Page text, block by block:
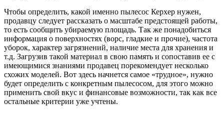
Чтобы определить, какой именно пылесос Керхер нужен,
продавцу следует рассказать о масштабе предстоящей работы,
то есть сообщить убираемую площадь. Так же понадобиться
информация о поверхностях (ворс, гладкие и прочие), частота
уборок, характер загрязнений, наличие места для хранения и
т.д. Загрузив такой материал в свою память и сопоставив ее с
имеющимися знаниями продавец порекомендует несколько
схожих моделей. Вот здесь начнется самое «трудное», нужно
будет определить с конкретным пылесосом, для этого можно
применить свой вкус и финансовые возможности, так как все
остальные критерии уже учтены.